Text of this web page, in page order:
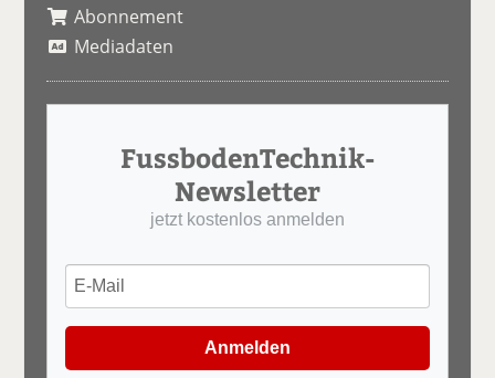
Abonnement
Mediadaten
FussbodenTechnik-
Newsletter
jetzt kostenlos anmelden
Anmelden